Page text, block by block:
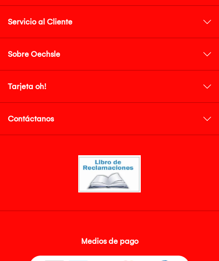
Servicio al Cliente
Sobre Oechsle
Tarjeta oh!
Contáctanos
Medios de pago